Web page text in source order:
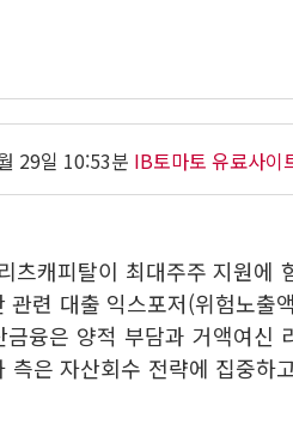
29일 10:53분 IB토마토 유료사이
츠캐피탈이 최대주주 지원에
관련 대출 익스포저(위험노출
융은 양적 부담과 거액여신
측은 자산회수 전략에 집중하